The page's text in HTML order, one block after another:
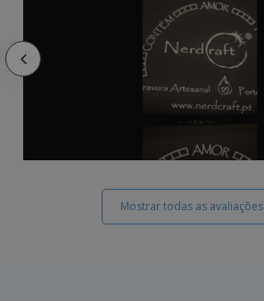
Mostrar todas as avaliações